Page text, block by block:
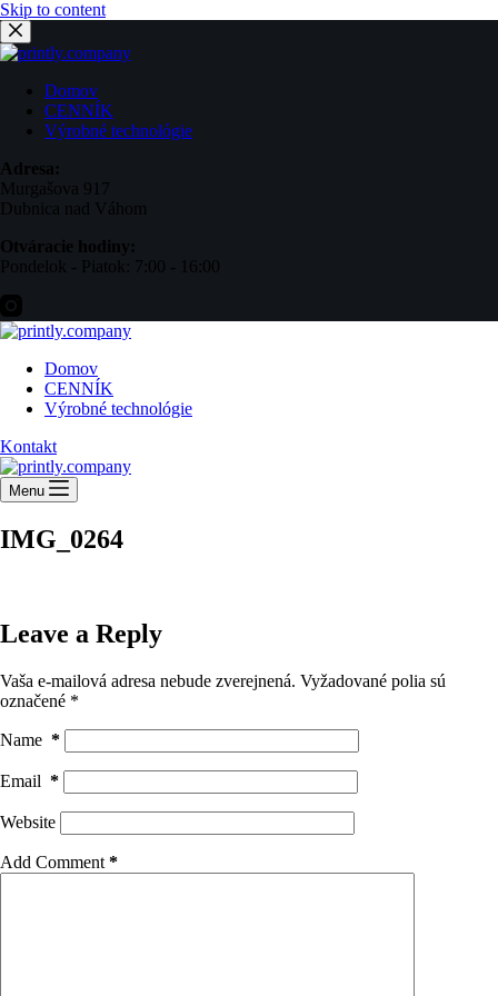
Skip to content
Domov
CENNÍK
Výrobné technológie
Adresa:
Murgašova 917
Dubnica nad Váhom
Otváracie hodiny:
Pondelok - Piatok: 7:00 - 16:00
Domov
CENNÍK
Výrobné technológie
Kontakt
Menu
IMG_0264
Leave a Reply
Vaša e-mailová adresa nebude zverejnená. Vyžadované polia sú
označené *
Name *
Email *
Website
Add Comment *